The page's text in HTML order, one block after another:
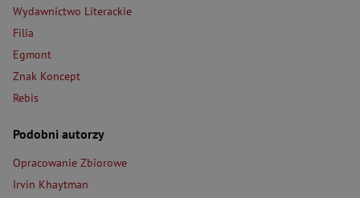
Wydawnictwo Literackie
Filia
Egmont
Znak Koncept
Rebis
Podobni autorzy
Opracowanie Zbiorowe
Irvin Khaytman